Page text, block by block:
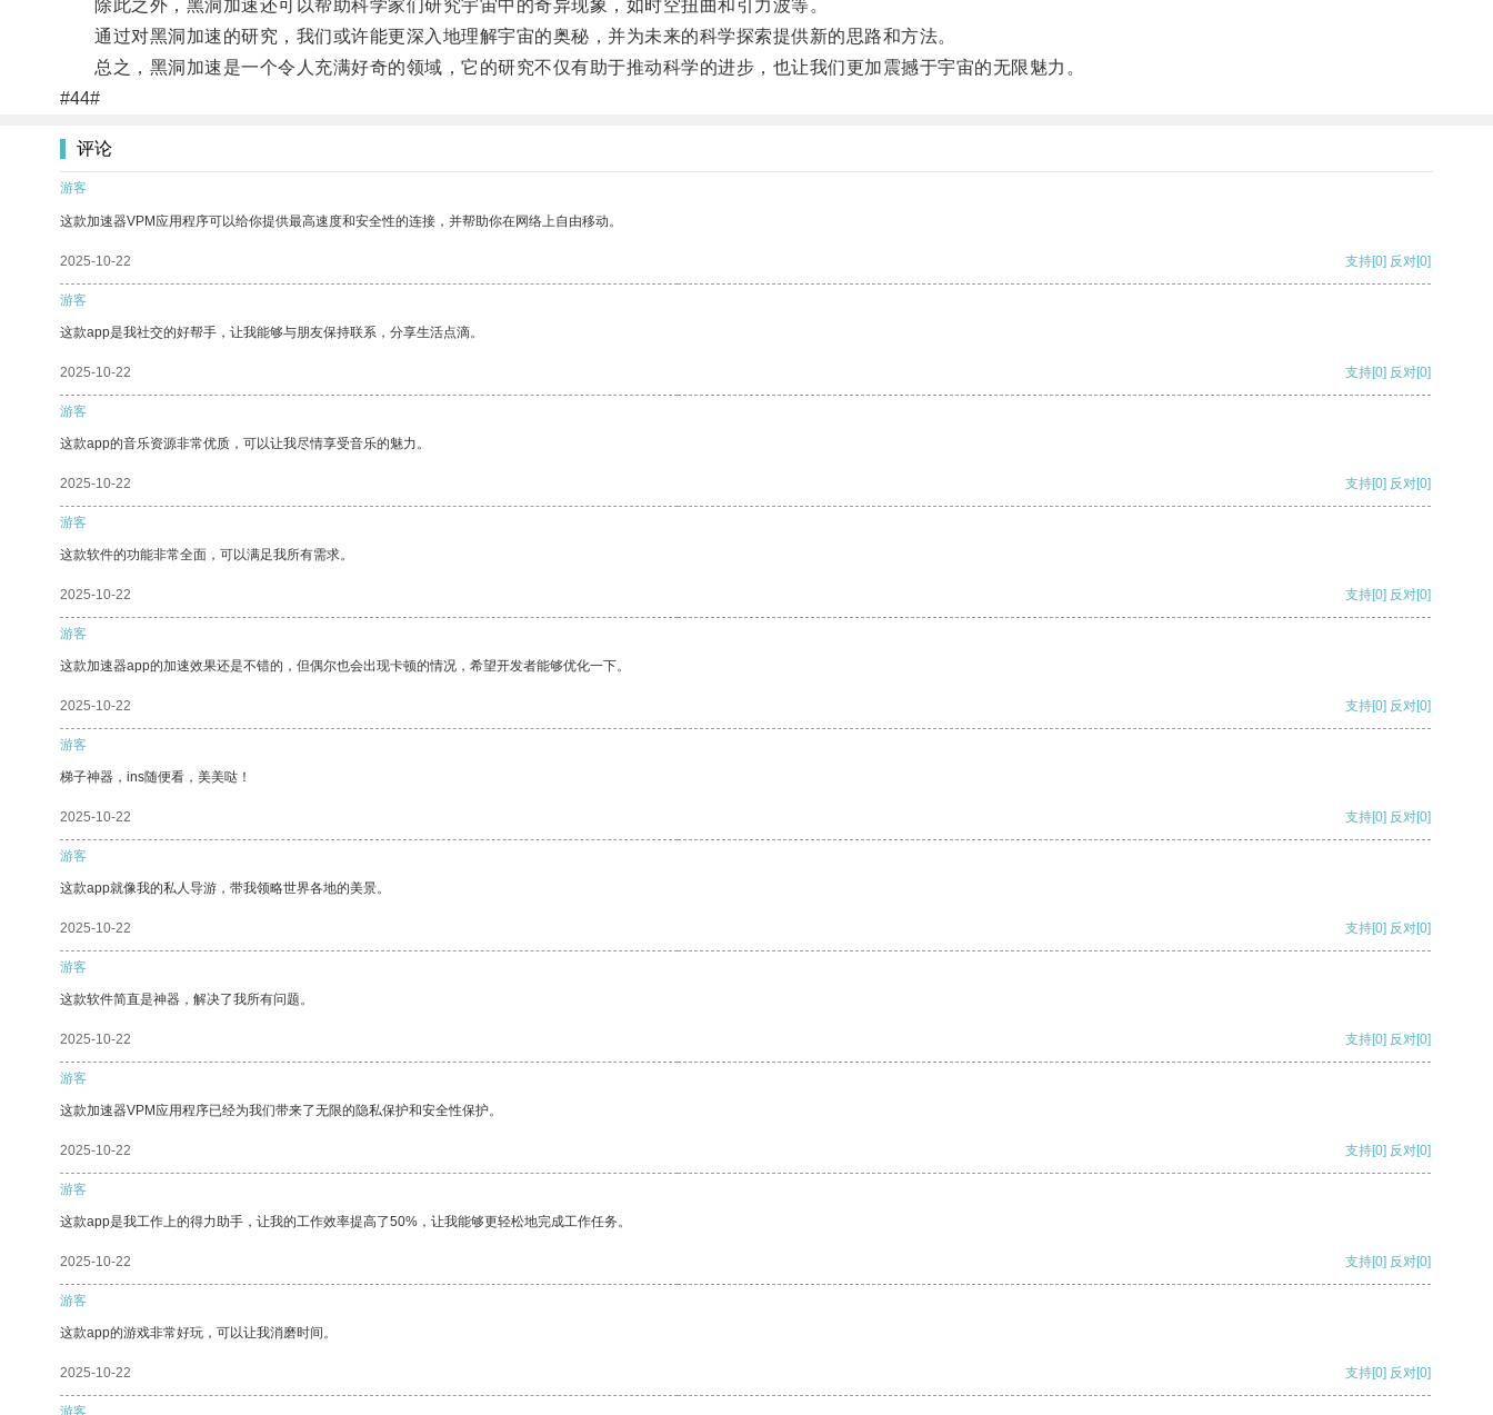
除此之外，黑洞加速还可以帮助科学家们研究宇宙中的奇异现象，如时空扭曲和引力波等。
通过对黑洞加速的研究，我们或许能更深入地理解宇宙的奥秘，并为未来的科学探索提供新的思路和方法。
总之，黑洞加速是一个令人充满好奇的领域，它的研究不仅有助于推动科学的进步，也让我们更加震撼于宇宙的无限魅力。
#44#
评论
游客
这款加速器VPM应用程序可以给你提供最高速度和安全性的连接，并帮助你在网络上自由移动。
2025-10-22 支持[0] 反对[0]
游客
这款app是我社交的好帮手，让我能够与朋友保持联系，分享生活点滴。
2025-10-22 支持[0] 反对[0]
游客
这款app的音乐资源非常优质，可以让我尽情享受音乐的魅力。
2025-10-22 支持[0] 反对[0]
游客
这款软件的功能非常全面，可以满足我所有需求。
2025-10-22 支持[0] 反对[0]
游客
这款加速器app的加速效果还是不错的，但偶尔也会出现卡顿的情况，希望开发者能够优化一下。
2025-10-22 支持[0] 反对[0]
游客
梯子神器，ins随便看，美美哒！
2025-10-22 支持[0] 反对[0]
游客
这款app就像我的私人导游，带我领略世界各地的美景。
2025-10-22 支持[0] 反对[0]
游客
这款软件简直是神器，解决了我所有问题。
2025-10-22 支持[0] 反对[0]
游客
这款加速器VPM应用程序已经为我们带来了无限的隐私保护和安全性保护。
2025-10-22 支持[0] 反对[0]
游客
这款app是我工作上的得力助手，让我的工作效率提高了50%，让我能够更轻松地完成工作任务。
2025-10-22 支持[0] 反对[0]
游客
这款app的游戏非常好玩，可以让我消磨时间。
2025-10-22 支持[0] 反对[0]
游客